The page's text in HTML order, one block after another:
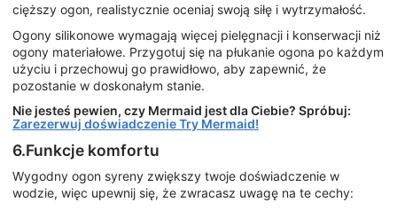
cięższy ogon, realistycznie oceniaj swoją siłę i wytrzymałość.
Ogony silikonowe wymagają więcej pielęgnacji i konserwacji niż
ogony materiałowe. Przygotuj się na płukanie ogona po każdym
użyciu i przechowuj go prawidłowo, aby zapewnić, że
pozostanie w doskonałym stanie.
Nie jesteś pewien, czy Mermaid jest dla Ciebie? Spróbuj:
Zarezerwuj doświadczenie Try Mermaid!
6.Funkcje komfortu
Wygodny ogon syreny zwiększy twoje doświadczenie w
wodzie, więc upewnij się, że zwracasz uwagę na te cechy: